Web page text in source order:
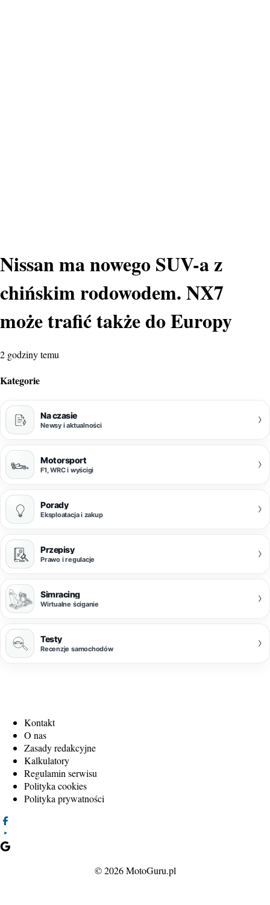
Nissan ma nowego SUV-a z
chińskim rodowodem. NX7
może trafić także do Europy
2 godziny temu
Kategorie
Na czasie
Newsy i aktualności ›
Motorsport
F1, WRC i wyścigi ›
Porady
Eksploatacja i zakup ›
Przepisy
Prawo i regulacje ›
Simracing
Wirtualne ściganie ›
Testy
Recenzje samochodów ›
Kontakt
O nas
Zasady redakcyjne
Kalkulatory
Regulamin serwisu
Polityka cookies
Polityka prywatności
© 2026 MotoGuru.pl